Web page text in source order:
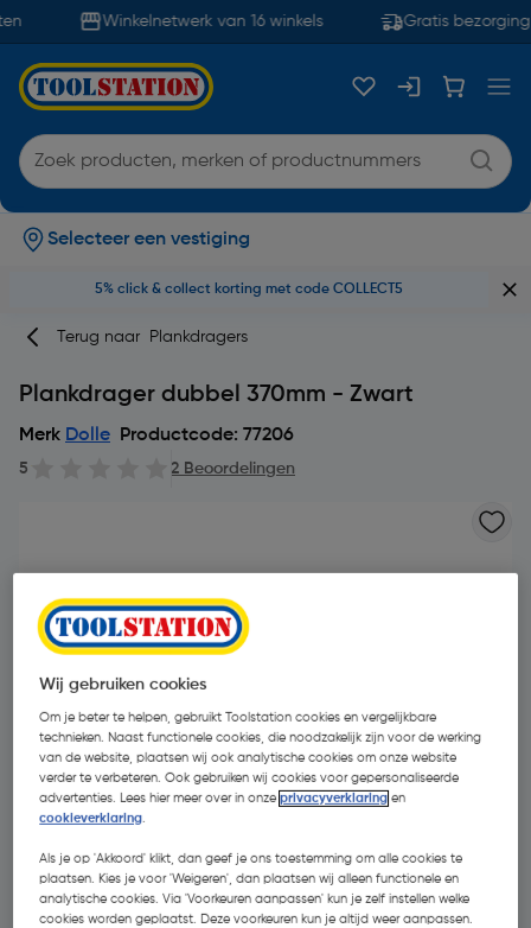
Winkelnetwerk van 16 winkels Gratis bezorging
Selecteer een vestiging
5% click & collect korting met code COLLECT5
Terug naar Plankdragers
Plankdrager dubbel 370mm - Zwart
Merk Dolle Productcode: 77206
5 2 Beoordelingen
€ 3,66| Excl. btw € 3,02
Wij gebruiken cookies
Om je beter te helpen, gebruikt Toolstation cookies en vergelijkbare
technieken. Naast functionele cookies, die noodzakelijk zijn voor de werking
van de website, plaatsen wij ook analytische cookies om onze website
verder te verbeteren. Ook gebruiken wij cookies voor gepersonaliseerde
advertenties. Lees hier meer over in onzeprivacyverklaring en
cookieverklaring.
Als je op 'Akkoord' klikt, dan geef je ons toestemming om alle cookies te
plaatsen. Kies je voor 'Weigeren', dan plaatsen wij alleen functionele en
analytische cookies. Via 'Voorkeuren aanpassen' kun je zelf instellen welke
cookies worden geplaatst. Deze voorkeuren kun je altijd weer aanpassen.